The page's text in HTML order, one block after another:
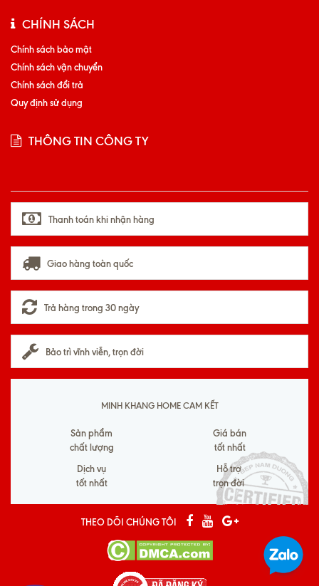
CHÍNH SÁCH
Chính sách bảo mật
Chính sách vận chuyển
Chính sách đổi trả
Quy định sử dụng
THÔNG TIN CÔNG TY
Thanh toán khi nhận hàng
Giao hàng toàn quốc
Trả hàng trong 30 ngày
Bảo trì vĩnh viễn, trọn đời
MINH KHANG HOME CAM KẾT
Sản phẩm
chất lượng
Giá bán
tốt nhất
Dịch vụ
tốt nhất
Hỗ trợ
trọn đời
THEO DÕI CHÚNG TÔI